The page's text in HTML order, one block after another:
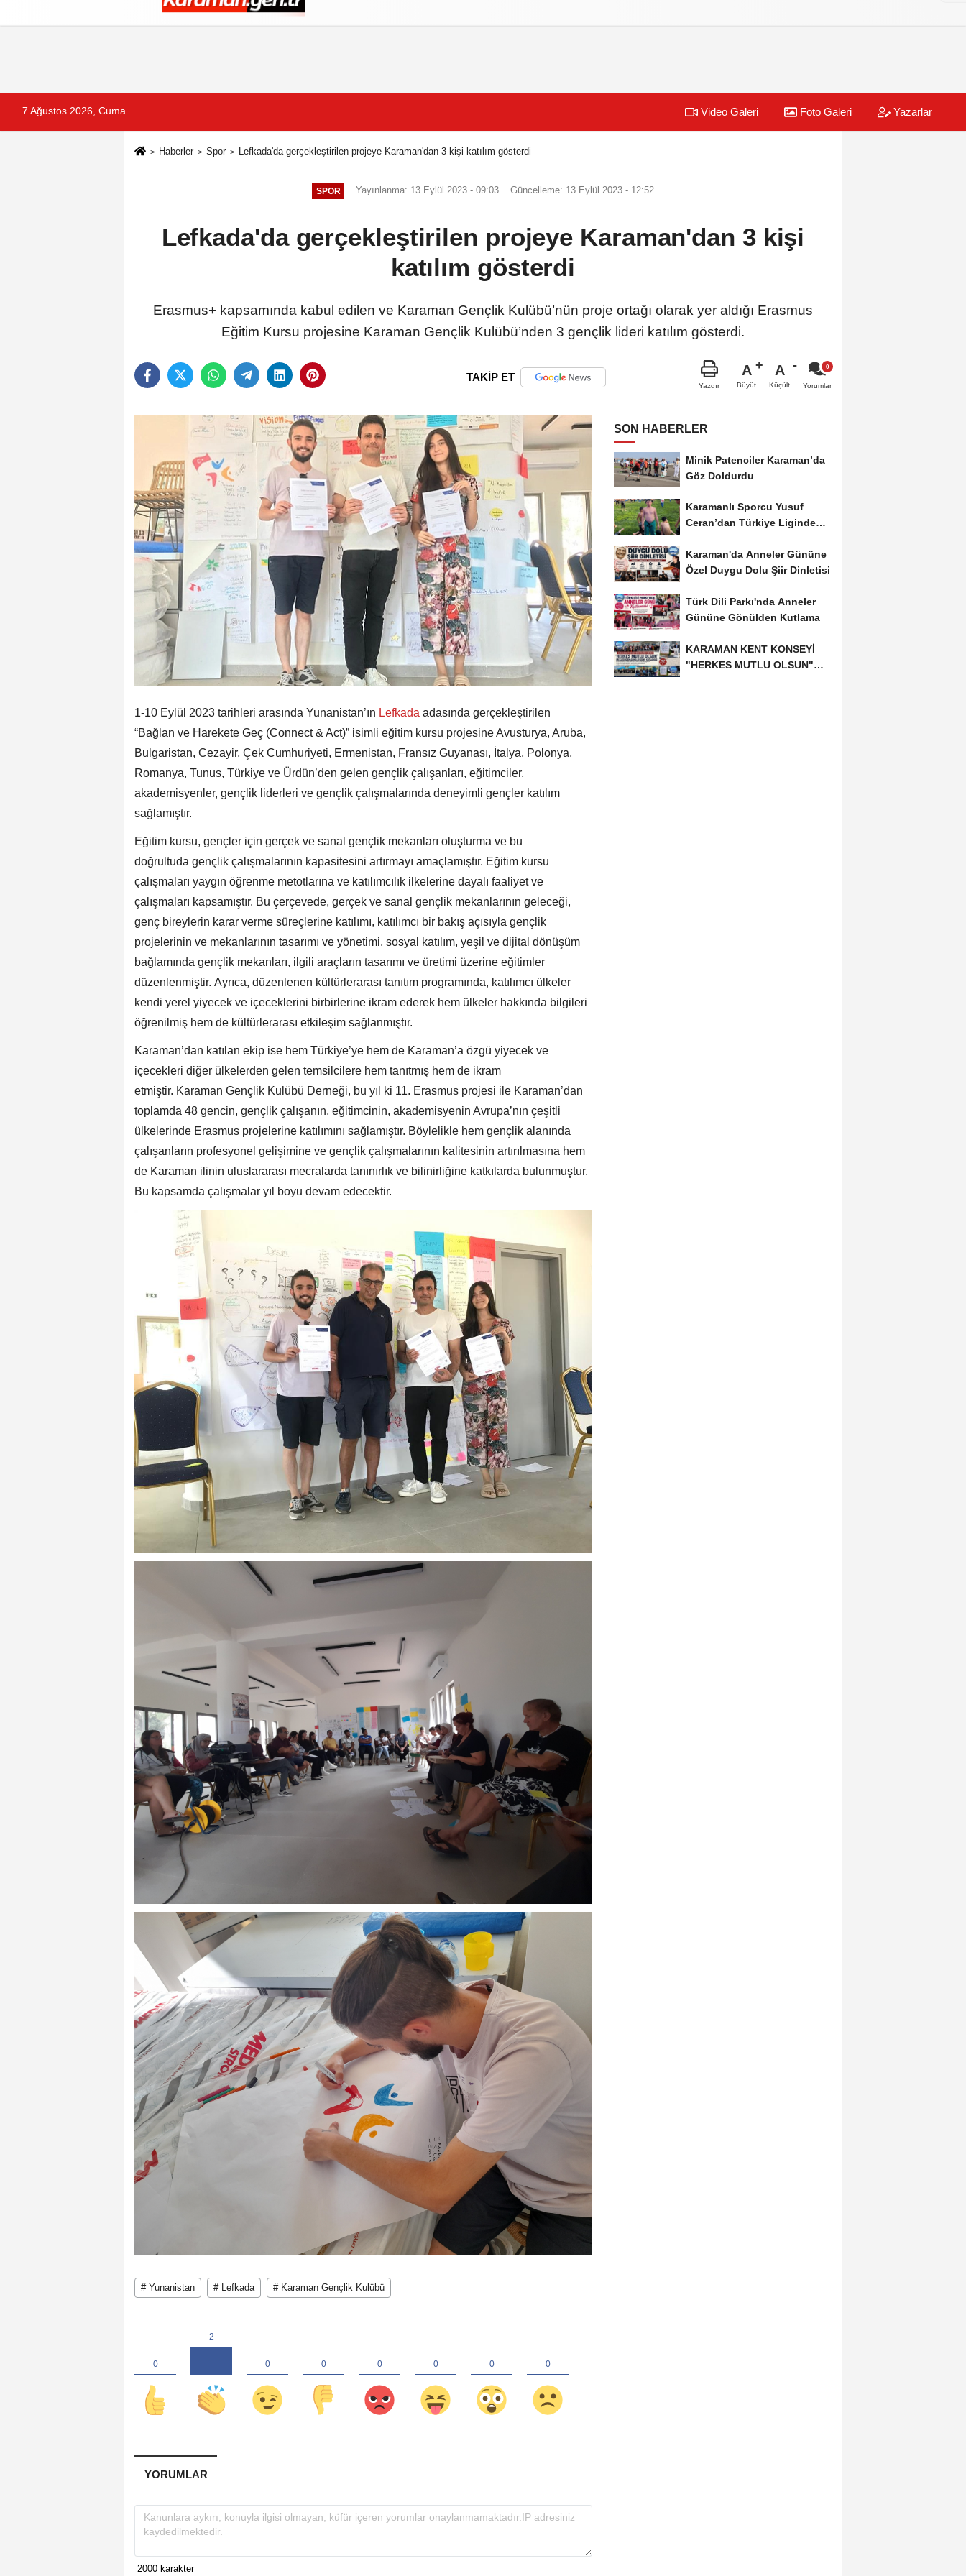
Künye İletişim Çerez Politikası
7 Ağustos 2026, Cuma Video Galeri Foto Galeri Yazarlar
Haberler Spor Lefkada'da gerçekleştirilen projeye Karaman'dan 3 kişi katılım gösterdi
SPOR Yayınlanma: 13 Eylül 2023 - 09:03 Güncelleme: 13 Eylül 2023 - 12:52
Lefkada'da gerçekleştirilen projeye Karaman'dan 3 kişi
katılım gösterdi
Erasmus+ kapsamında kabul edilen ve Karaman Gençlik Kulübü’nün proje ortağı olarak yer aldığı Erasmus
Eğitim Kursu projesine Karaman Gençlik Kulübü’nden 3 gençlik lideri katılım gösterdi.
TAKİP ET
Yazdır
A
Büyüt
A
Küçült Yorumlar
1-10 Eylül 2023 tarihleri arasında Yunanistan’ın Lefkada adasında gerçekleştirilen
“Bağlan ve Harekete Geç (Connect & Act)” isimli eğitim kursu projesine Avusturya, Aruba,
Bulgaristan, Cezayir, Çek Cumhuriyeti, Ermenistan, Fransız Guyanası, İtalya, Polonya,
Romanya, Tunus, Türkiye ve Ürdün’den gelen gençlik çalışanları, eğitimciler,
akademisyenler, gençlik liderleri ve gençlik çalışmalarında deneyimli gençler katılım
sağlamıştır.
Eğitim kursu, gençler için gerçek ve sanal gençlik mekanları oluşturma ve bu
doğrultuda gençlik çalışmalarının kapasitesini artırmayı amaçlamıştır. Eğitim kursu
çalışmaları yaygın öğrenme metotlarına ve katılımcılık ilkelerine dayalı faaliyet ve
çalışmaları kapsamıştır. Bu çerçevede, gerçek ve sanal gençlik mekanlarının geleceği,
genç bireylerin karar verme süreçlerine katılımı, katılımcı bir bakış açısıyla gençlik
projelerinin ve mekanlarının tasarımı ve yönetimi, sosyal katılım, yeşil ve dijital dönüşüm
bağlamında gençlik mekanları, ilgili araçların tasarımı ve üretimi üzerine eğitimler
düzenlenmiştir. Ayrıca, düzenlenen kültürlerarası tanıtım programında, katılımcı ülkeler
kendi yerel yiyecek ve içeceklerini birbirlerine ikram ederek hem ülkeler hakkında bilgileri
öğrenilmiş hem de kültürlerarası etkileşim sağlanmıştır.
Karaman’dan katılan ekip ise hem Türkiye’ye hem de Karaman’a özgü yiyecek ve
içecekleri diğer ülkelerden gelen temsilcilere hem tanıtmış hem de ikram
etmiştir. Karaman Gençlik Kulübü Derneği, bu yıl ki 11. Erasmus projesi ile Karaman’dan
toplamda 48 gencin, gençlik çalışanın, eğitimcinin, akademisyenin Avrupa’nın çeşitli
ülkelerinde Erasmus projelerine katılımını sağlamıştır. Böylelikle hem gençlik alanında
çalışanların profesyonel gelişimine ve gençlik çalışmalarının kalitesinin artırılmasına hem
de Karaman ilinin uluslararası mecralarda tanınırlık ve bilinirliğine katkılarda bulunmuştur.
Bu kapsamda çalışmalar yıl boyu devam edecektir.
# Yunanistan # Lefkada # Karaman Gençlik Kulübü
YORUMLAR
SON HABERLER
Minik Patenciler Karaman’da
Göz Doldurdu
Karamanlı Sporcu Yusuf
Ceran’dan Türkiye Liginde
Karaman'da Anneler Gününe
Özel Duygu Dolu Şiir Dinletisi
Türk Dili Parkı'nda Anneler
Gününe Gönülden Kutlama
KARAMAN KENT KONSEYİ
"HERKES MUTLU OLSUN"